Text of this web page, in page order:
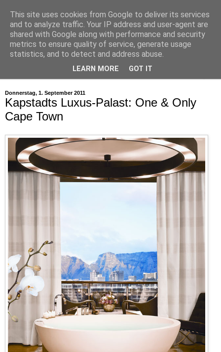
Donnerstag, 1. September 2011
Kapstadts Luxus-Palast: One & Only
Cape Town
This site uses cookies from Google to deliver its services
and to analyze traffic. Your IP address and user-agent are
shared with Google along with performance and security
metrics to ensure quality of service, generate usage
statistics, and to detect and address abuse.
LEARN MORE GOT IT